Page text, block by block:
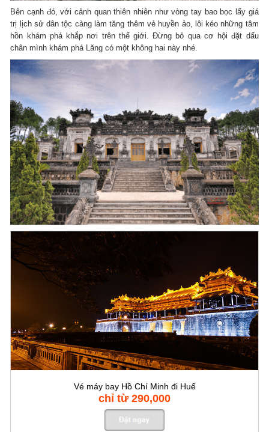
Bên cạnh đó, với cảnh quan thiên nhiên như vòng tay bao bọc lấy giá
trị lịch sử dân tộc càng làm tăng thêm vẻ huyền ảo, lôi kéo những tâm
hồn khám phá khắp nơi trên thế giới. Đừng bỏ qua cơ hội đặt dấu
chân mình khám phá Lăng có một không hai này nhé.
Vé máy bay Hồ Chí Minh đi Huế
chỉ từ 290,000